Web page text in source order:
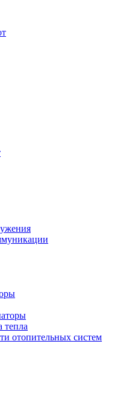
тепла
отопительных систем